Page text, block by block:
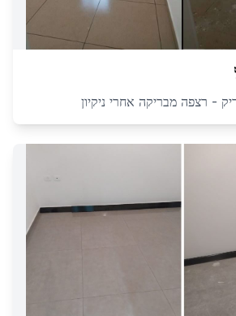
- רצפה מבריקה אחרי ניקיון